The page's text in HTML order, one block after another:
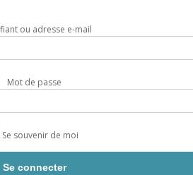
ou adresse e-mail
Mot de passe
Se souvenir de moi